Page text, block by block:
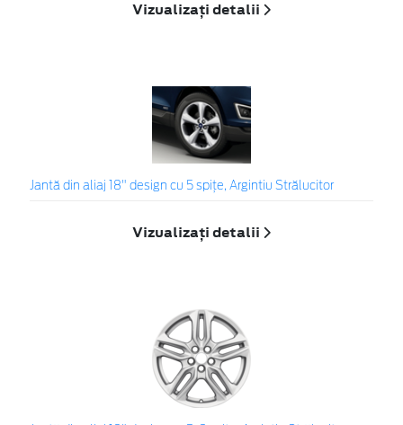
Vizualizați detalii
Jantă din aliaj 18" design cu 5 spiţe, Argintiu Strălucitor
Vizualizați detalii